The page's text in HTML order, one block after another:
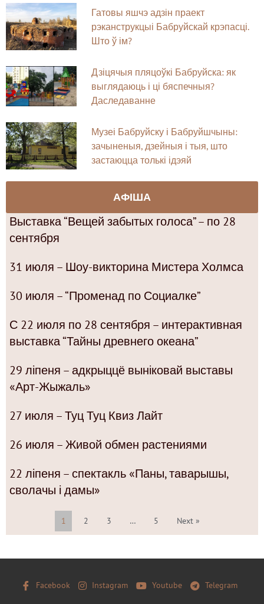
Гатовы яшчэ адзін праект
рэканструкцыі Бабруйскай крэпасці.
Што ў ім?
Дзіцячыя пляцоўкі Бабруйска: як
выглядаюць і ці бяспечныя?
Даследаванне
Музеі Бабруйску і Бабруйшчыны:
зачыненыя, дзейныя і тыя, што
застаюцца толькі ідэяй
АФІША
Выставка “Вещей забытых голоса” – по 28
сентября
31 июля – Шоу-викторина Мистера Холмса
30 июля – “Променад по Социалке”
С 22 июля по 28 сентября – интерактивная
выставка “Тайны древнего океана”
29 ліпеня – адкрыццё выніковай выставы
«Арт-Жыжаль»
27 июля – Туц Туц Квиз Лайт
26 июля – Живой обмен растениями
22 ліпеня – спектакль «Паны, таварышы,
сволачы і дамы»
1 2 3 … 5 Next »
Facebook Instagram Youtube Telegram